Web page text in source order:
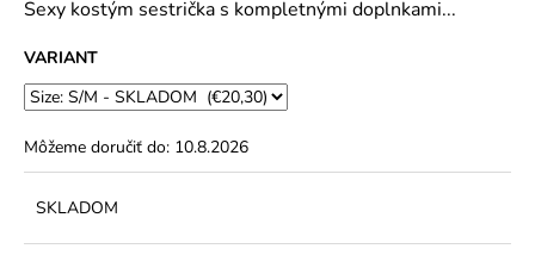
5
Sexy kostým sestrička s kompletnými doplnkami...
VARIANT
Môžeme doručiť do: 10.8.2026
SKLADOM
m
e